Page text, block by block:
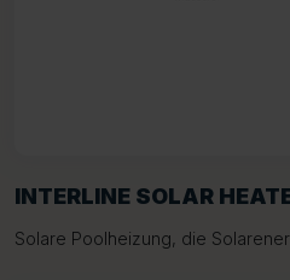
INTERLINE SOLAR
Solare Poolheizung, die